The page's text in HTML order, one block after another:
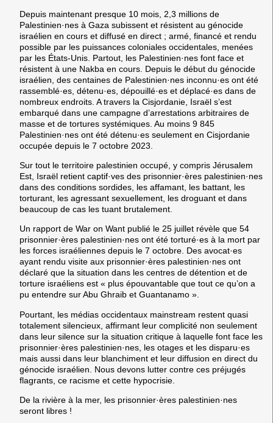
Depuis maintenant presque 10 mois, 2,3 millions de
Palestinien·nes à Gaza subissent et résistent au génocide
israélien en cours et diffusé en direct ; armé, financé et rendu
possible par les puissances coloniales occidentales, menées
par les États-Unis. Partout, les Palestinien·nes font face et
résistent à une Nakba en cours. Depuis le début du génocide
israélien, des centaines de Palestinien·nes inconnu·es ont été
rassemblé·es, détenu·es, dépouillé·es et déplacé·es dans de
nombreux endroits. A travers la Cisjordanie, Israël s’est
embarqué dans une campagne d’arrestations arbitraires de
masse et de tortures systémiques. Au moins 9 845
Palestinien·nes ont été détenu·es seulement en Cisjordanie
occupée depuis le 7 octobre 2023.
Sur tout le territoire palestinien occupé, y compris Jérusalem
Est, Israël retient captif·ves des prisonnier·ères palestinien·nes
dans des conditions sordides, les affamant, les battant, les
torturant, les agressant sexuellement, les droguant et dans
beaucoup de cas les tuant brutalement.
Un rapport de War on Want publié le 25 juillet révèle que 54
prisonnier·ères palestinien·nes ont été torturé·es à la mort par
les forces israéliennes depuis le 7 octobre. Des avocat·es
ayant rendu visite aux prisonnier·ères palestinien·nes ont
déclaré que la situation dans les centres de détention et de
torture israéliens est « plus épouvantable que tout ce qu’on a
pu entendre sur Abu Ghraib et Guantanamo ».
Pourtant, les médias occidentaux mainstream restent quasi
totalement silencieux, affirmant leur complicité non seulement
dans leur silence sur la situation critique à laquelle font face les
prisonnier·ères palestinien·nes, les otages et les disparu·es
mais aussi dans leur blanchiment et leur diffusion en direct du
génocide israélien. Nous devons lutter contre ces préjugés
flagrants, ce racisme et cette hypocrisie.
De la rivière à la mer, les prisonnier·ères palestinien·nes
seront libres !